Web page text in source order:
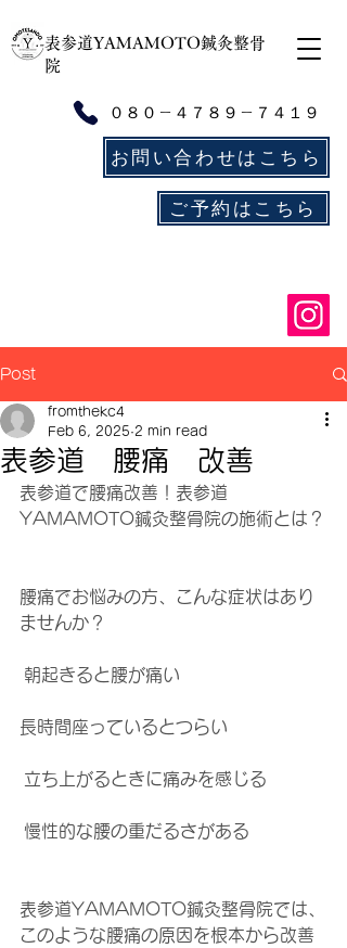
​表参道YAMAMOTO鍼灸整骨
院
ご予約はこちら
０８０－４７８９－７４１９
お問い合わせはこちら
Post
表参道 腰痛 改善
fromthekc4
Feb 6, 2025 2 min read
表参道で腰痛改善！表参道
YAMAMOTO鍼灸整骨院の施術とは？
腰痛でお悩みの方、こんな症状はあり
ませんか？
朝起きると腰が痛い
長時間座っているとつらい
立ち上がるときに痛みを感じる
慢性的な腰の重だるさがある
表参道YAMAMOTO鍼灸整骨院では、
このような腰痛の原因を根本から改善